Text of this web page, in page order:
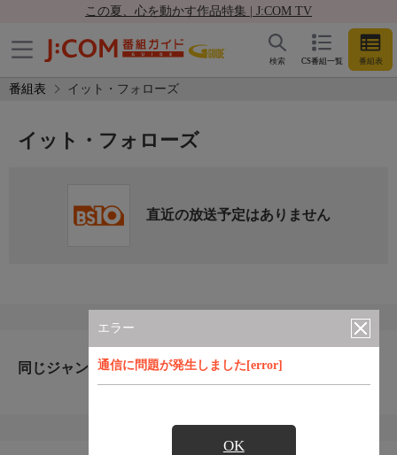
この夏、心を動かす作品特集 | J:COM TV
CS番組一覧 番組表
検索
番組表 イット・フォローズ
エラー
通信に問題が発生しました[error]
OK
イット・フォローズ
直近の放送予定はありません
同じジャンルのおすすめ番組